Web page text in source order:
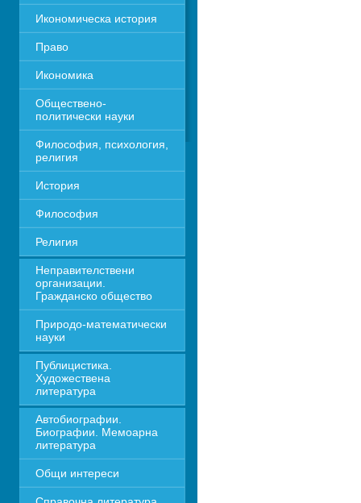
Икономическа история
Право
Икономика
Обществено-
политически науки
Философия, психология,
религия
История
Философия
Религия
Неправителствени
организации.
Гражданско общество
Природо-математически
науки
Публицистика.
Художествена
литература
Автобиографии.
Биографии. Мемоарна
литература
Общи интереси